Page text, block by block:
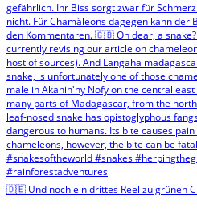
🇩🇪 Und noch ein drittes Reel zu grünen